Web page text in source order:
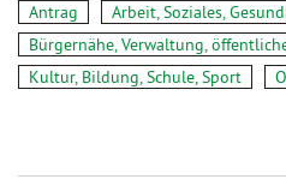
Antrag
Arbeit, Soziales,
Bürgernähe, Verwaltung,
Kultur, Bildung, Schule, Sport